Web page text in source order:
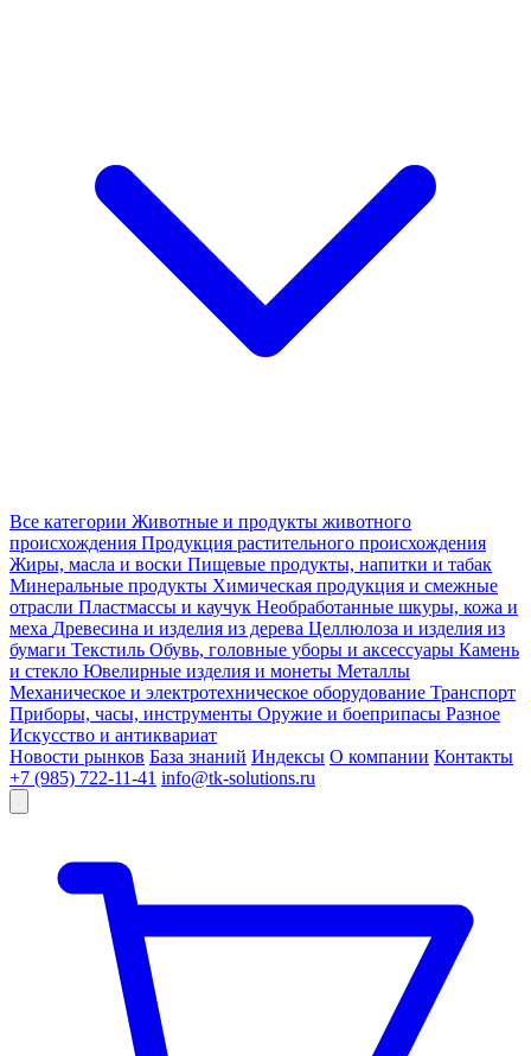
Все категории Животные и продукты животного
происхождения Продукция растительного происхождения
Жиры, масла и воски Пищевые продукты, напитки и табак
Минеральные продукты Химическая продукция и смежные
отрасли Пластмассы и каучук Необработанные шкуры, кожа и
меха Древесина и изделия из дерева Целлюлоза и изделия из
бумаги Текстиль Обувь, головные уборы и аксессуары Камень
и стекло Ювелирные изделия и монеты Металлы
Механическое и электротехническое оборудование Транспорт
Приборы, часы, инструменты Оружие и боеприпасы Разное
Искусство и антиквариат
Новости рынков База знаний Индексы О компании Контакты
+7 (985) 722-11-41 info@tk-solutions.ru